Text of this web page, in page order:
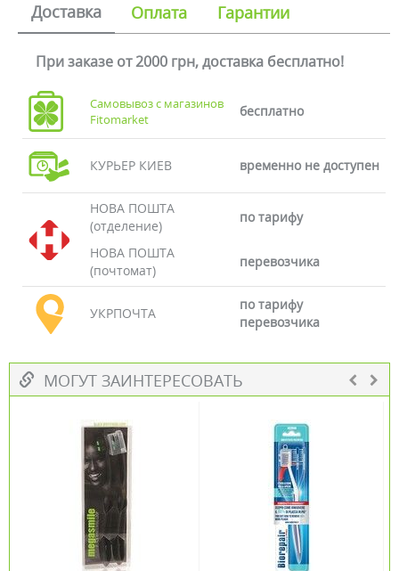
Доставка Оплата Гарантии
При заказе от 2000 грн, доставка бесплатно!
Самовывоз с магазинов
Fitomarket
бесплатно
КУРЬЕР КИЕВ временно не доступен
НОВА ПОШТА
(отделение)
по тарифу
НОВА ПОШТА
(почтомат)
перевозчика
УКРПОЧТА
по тарифу
перевозчика
МОГУТ ЗАИНТЕРЕСОВАТЬ